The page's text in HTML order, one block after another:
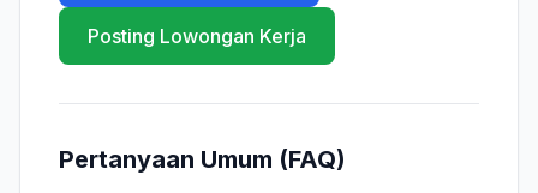
Posting Lowongan Kerja
Pertanyaan Umum (FAQ)